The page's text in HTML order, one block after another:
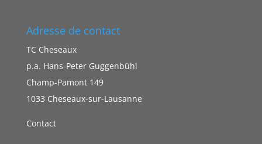
Adresse de contact
TC Cheseaux
p.a. Hans-Peter Guggenbühl
Champ-Pamont 149
1033 Cheseaux-sur-Lausanne
Contact